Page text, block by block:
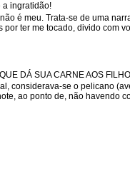
a ingratidão!
é meu. Trata-se de uma
ter me tocado, divido com
DÁ SUA CARNE AOS
considerava-se o pelicano
ao ponto de, não havendo